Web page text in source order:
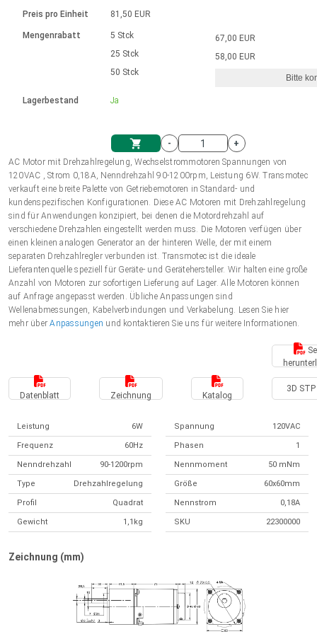
Einheitssystem
Einkaufswagen
Hubmagnete
230 - 50 Hz | 110 - 60 Hz
Drehzahlregelung für die AIS-Serie
Bürstenlose Gleichstrommotoren
mit Planetengetriebe und internem
Ø 28-42| 1-1400 rpm | <= 290Ncm
Bürstenlose DC Motor Controller
Gleichstrommotoren mit
Schneckengetriebe und Bürsten
Ø43-124mm | 31-425rpm | ≤ 41Nm
Treiber für Gleichstrommotoren mit
Synchron-Asynchron | für 1-4 Elektrozylinder
Synchron-Asynchron | für 1-4 Elektrozylinder
Français (EUR)
Polski (EUR)
Norsk (NOK)
Suomi (EUR)
Svenska (SEK)
Preis pro Einheit
Mengenrabatt
Lagerbestand
81,50 EUR
5 Stck
25 Stck
50 Stck
Ja
67,00 EUR
58,00 EUR
Bitte
-
+
AC Motor mit Drehzahlregelung, Wechselstrommotoren Spannungen von
120VAC , Strom 0,18A, Nenndrehzahl 90-1200rpm, Leistung 6W. Transmotec
verkauft eine breite Palette von Getriebemotoren in Standard- und
kundenspezifischen Konfigurationen. Diese AC Motoren mit Drehzahlregelung
sind für Anwendungen konzipiert, bei denen die Motordrehzahl auf
verschiedene Drehzahlen eingestellt werden muss. Die Motoren verfügen über
einen kleinen analogen Generator an der hinteren Welle, der mit einem
separaten Drehzahlregler verbunden ist. Transmotec ist die ideale
Lieferantenquelle speziell für Geräte- und Gerätehersteller. Wir halten eine große
Anzahl von Motoren zur sofortigen Lieferung auf Lager. Alle Motoren können
auf Anfrage angepasst werden. Übliche Anpassungen sind
Wellenabmessungen, Kabelverbindungen und Verkabelung. Lesen Sie hier
mehr überAnpassungen und kontaktieren Sie uns für weitere Informationen.
Datenblatt Zeichnung Katalog
3D STP
Leistung 6W Spannung 120VAC
Frequenz 60Hz Phasen 1
Nenndrehzahl 90-1200rpm Nennmoment 50 mNm
Type Drehzahlregelung Größe 60x60mm
Profil Quadrat Nennstrom 0,18A
Gewicht 1,1kg SKU 22300000
Zeichnung (mm)